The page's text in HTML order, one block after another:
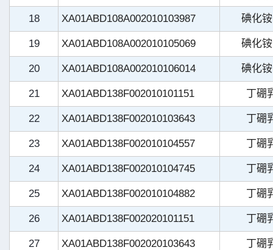
18 XA01ABD108A002010103987 碘化
19 XA01ABD108A002010105069 碘化
20 XA01ABD108A002010106014 碘化
21 XA01ABD138F002010101151 丁硼
22 XA01ABD138F002010103643 丁硼
23 XA01ABD138F002010104557 丁硼
24 XA01ABD138F002010104745 丁硼
25 XA01ABD138F002010104882 丁硼
26 XA01ABD138F002020101151 丁硼
27 XA01ABD138F002020103643 丁硼